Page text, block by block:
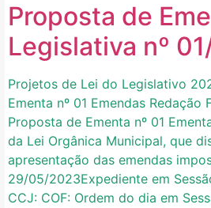
Proposta de
Legislativa nº
Projetos de Lei do Legislativo
Ementa nº 01 Emendas Redação
Proposta de Ementa nº 01
da Lei Orgânica Municipal, que
apresentação das emendas
29/05/2023Expediente em
CCJ: COF: Ordem do dia em